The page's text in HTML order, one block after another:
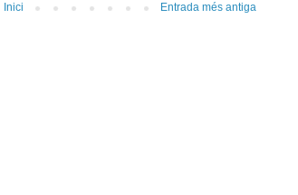
Entrada més antiga
Inici